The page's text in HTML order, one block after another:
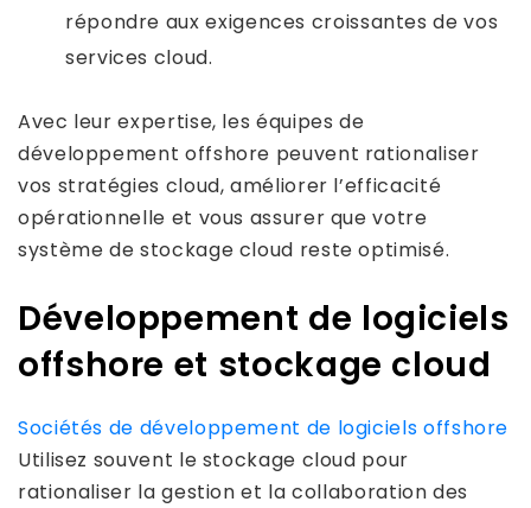
répondre aux exigences croissantes de vos
services cloud.
Avec leur expertise, les équipes de
développement offshore peuvent rationaliser
vos stratégies cloud, améliorer l’efficacité
opérationnelle et vous assurer que votre
système de stockage cloud reste optimisé.
Développement de logiciels
offshore et stockage cloud
Sociétés de développement de logiciels offshore
Utilisez souvent le stockage cloud pour
rationaliser la gestion et la collaboration des